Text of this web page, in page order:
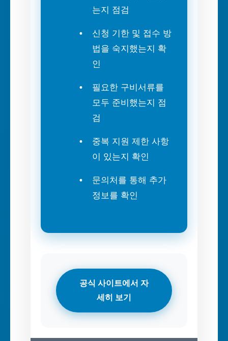
는지 점검
신청 기한 및 접수 방
법을 숙지했는지 확
인
필요한 구비서류를
모두 준비했는지 점
검
중복 지원 제한 사항
이 있는지 확인
문의처를 통해 추가
정보를 확인
공식 사이트에서 자
세히 보기